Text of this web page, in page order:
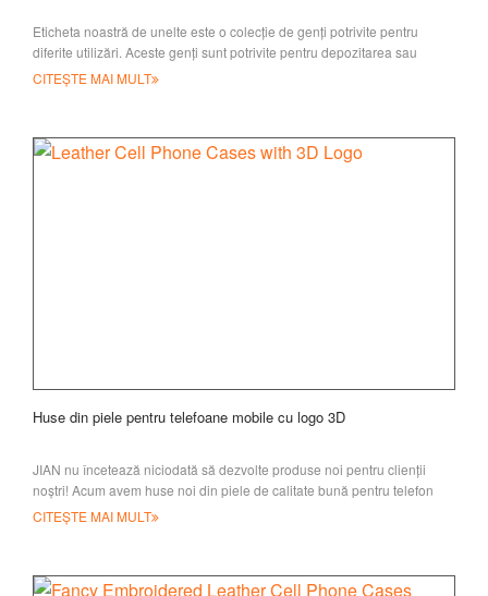
Eticheta noastră de unelte este o colecție de genți potrivite pentru
diferite utilizări. Aceste genți sunt potrivite pentru depozitarea sau
transportul uneltelor tale
CITEȘTE MAI MULT
Huse din piele pentru telefoane mobile cu logo 3D
JIAN nu încetează niciodată să dezvolte produse noi pentru clienții
noștri! Acum avem huse noi din piele de calitate bună pentru telefon
mobil cu logo-ul 3D
CITEȘTE MAI MULT